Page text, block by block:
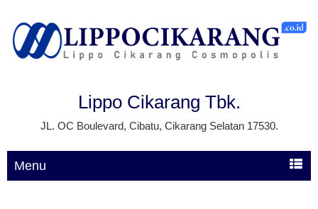
Lippo Cikarang Tbk.
JL. OC Boulevard, Cibatu, Cikarang Selatan 17530.
Menu